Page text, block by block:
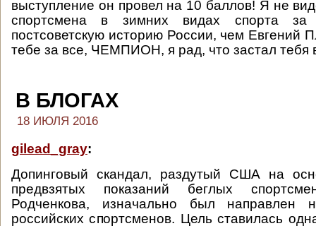
выступление он провел на 10 баллов! Я не
спортсмена в зимних видах спорта за
постсоветскую историю России, чем Евгений
тебе за все, ЧЕМПИОН, я рад, что застал тебя
В БЛОГАХ
18 ИЮЛЯ 2016
gilead_gray:
Допинговый скандал, раздутый США на
предвзятых показаний беглых
Родченкова, изначально был направлен
российских спортсменов. Цель ставилась